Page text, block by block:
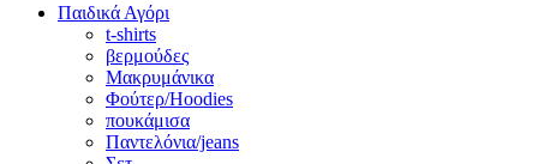
Παιδικά Αγόρι
t-shirts
βερμούδες
Μακρυμάνικα
Φούτερ/Hoodies
πουκάμισα
Παντελόνια/jeans